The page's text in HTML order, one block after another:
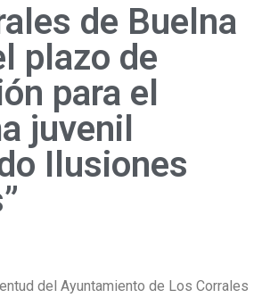
de Buelna
plazo de
para el
juvenil
Ilusiones
del Ayuntamiento de Los Corrales